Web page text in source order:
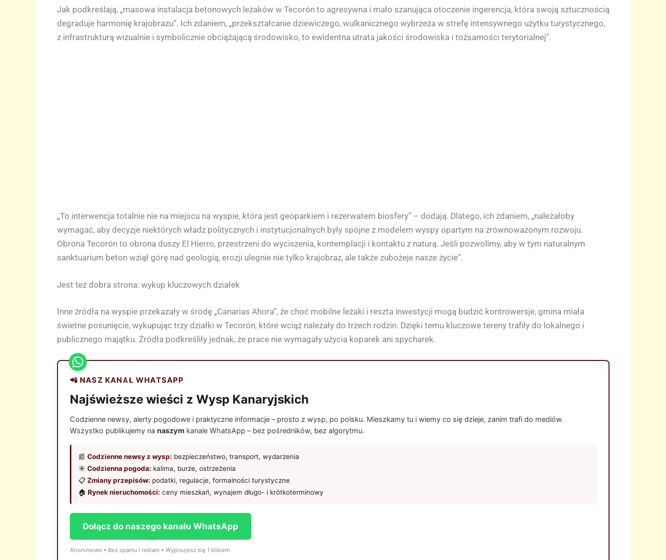
Jak podkreślają, „masowa instalacja betonowych leżaków w Tecorón to agresywna i mało szanująca otoczenie ingerencja, która swoją sztucznością
degraduje harmonię krajobrazu”. Ich zdaniem, „przekształcanie dziewiczego, wulkanicznego wybrzeża w strefę intensywnego użytku turystycznego,
z infrastrukturą wizualnie i symbolicznie obciążającą środowisko, to ewidentna utrata jakości środowiska i tożsamości terytorialnej”.
„To interwencja totalnie nie na miejscu na wyspie, która jest geoparkiem i rezerwatem biosfery” – dodają. Dlatego, ich zdaniem, „należałoby
wymagać, aby decyzje niektórych władz politycznych i instytucjonalnych były spójne z modelem wyspy opartym na zrównoważonym rozwoju.
Obrona Tecorón to obrona duszy El Hierro, przestrzeni do wyciszenia, kontemplacji i kontaktu z naturą. Jeśli pozwolimy, aby w tym naturalnym
sanktuarium beton wziął górę nad geologią, erozji ulegnie nie tylko krajobraz, ale także zubożeje nasze życie”.
Jest też dobra strona: wykup kluczowych działek
Inne źródła na wyspie przekazały w środę „Canarias Ahora”, że choć mobilne leżaki i reszta inwestycji mogą budzić kontrowersje, gmina miała
świetne posunięcie, wykupując trzy działki w Tecorón, które wciąż należały do trzech rodzin. Dzięki temu kluczowe tereny trafiły do lokalnego i
publicznego majątku. Źródła podkreśliły jednak, że prace nie wymagały użycia koparek ani spycharek.
📲 NASZ KANAŁ WHATSAPP
Najświeższe wieści z Wysp Kanaryjskich
Codzienne newsy, alerty pogodowe i praktyczne informacje – prosto z wysp, po polsku. Mieszkamy tu i wiemy co się dzieje, zanim trafi do mediów.
Wszystko publikujemy na naszymkanale WhatsApp – bez pośredników, bez algorytmu.
📰 Codzienne newsy z wysp: bezpieczeństwo, transport, wydarzenia
☀️ Codzienna pogoda: kalima, burze, ostrzeżenia
📋 Zmiany przepisów: podatki, regulacje, formalności turystyczne
🏠 Rynek nieruchomości: ceny mieszkań, wynajem długo- i krótkoterminowy
Dołącz do naszego kanału WhatsApp
Anonimowo • Bez spamu i reklam • Wypisujesz się 1 klikiem